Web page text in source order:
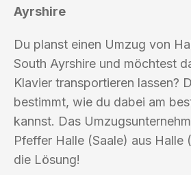
Ayrshire
Du planst einen Umzug von
South Ayrshire und möchtest
Klavier transportieren lassen?
bestimmt, wie du dabei am
kannst. Das
Pfeffer Halle (Saale) aus Halle
die Lösung!